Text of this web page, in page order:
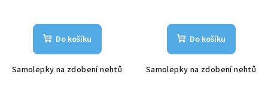
Do košíku
Samolepky na zdobení nehtů
Do košíku
Samolepky na zdobení nehtů